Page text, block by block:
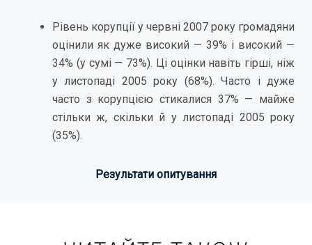
Рівень корупції у червні 2007 року громадяни
оцінили як дуже високий — 39% і високий —
34% (у сумі — 73%). Ці оцінки навіть гірші, ніж
у листопаді 2005 року (68%). Часто і дуже
часто з корупцією стикалися 37% — майже
стільки ж, скільки й у листопаді 2005 року
(35%).
Результати опитування